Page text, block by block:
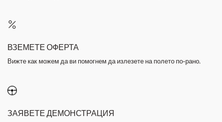
ВЗЕМЕТЕ ОФЕРТА
Вижте как можем да ви помогнем да излезете на полето по-рано.
ЗАЯВЕТЕ ДЕМОНСТРАЦИЯ